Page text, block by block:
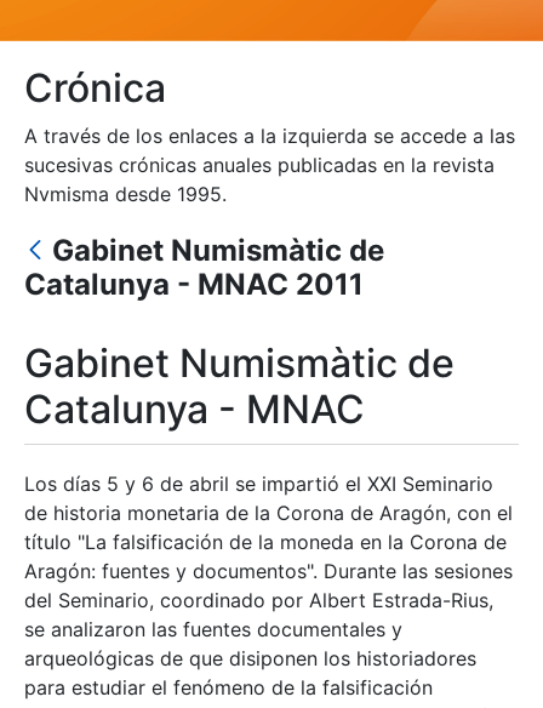
Mostrar/Ocultar
Mostrar/Ocultar
Mostrar/Ocultar
Crónica
A través de los enlaces a la izquierda se accede a las
sucesivas crónicas anuales publicadas en la revista
Nvmisma desde 1995.
Gabinet Numismàtic de
Catalunya - MNAC 2011
Gabinet Numismàtic de
Catalunya - MNAC
Los días 5 y 6 de abril se impartió el XXI Seminario
de historia monetaria de la Corona de Aragón, con el
título "La falsificación de la moneda en la Corona de
Aragón: fuentes y documentos". Durante las sesiones
del Seminario, coordinado por Albert Estrada-Rius,
se analizaron las fuentes documentales y
arqueológicas de que disiponen los historiadores
para estudiar el fenómeno de la falsificación